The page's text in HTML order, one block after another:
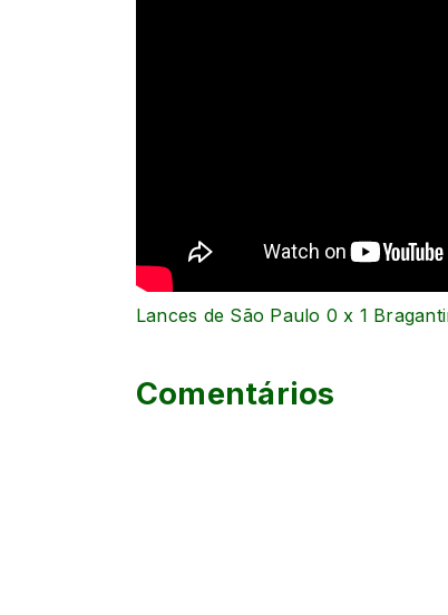
Lances de São Paulo 0 x 1
Comentários